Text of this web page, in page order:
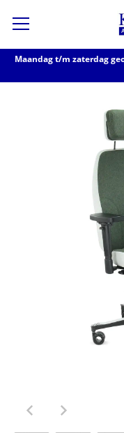
Maandag t/m zaterdag